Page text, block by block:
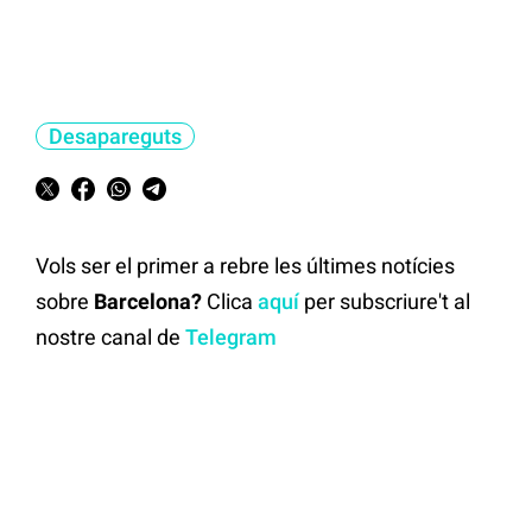
Desapareguts
Vols ser el primer a rebre les últimes notícies
sobre Barcelona? Clica aquíper subscriure't al
nostre canal de Telegram